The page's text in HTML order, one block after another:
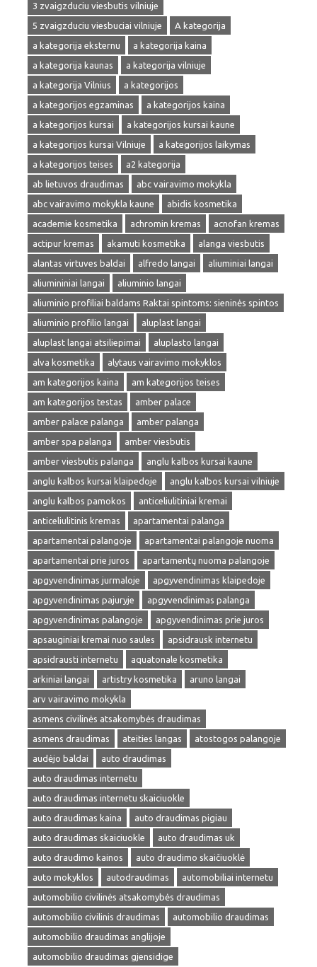
3 zvaigzduciu viesbutis vilniuje
5 zvaigzduciu viesbuciai vilniuje
A kategorija
a kategorija eksternu
a kategorija kaina
a kategorija kaunas
a kategorija vilniuje
a kategorija Vilnius
a kategorijos
a kategorijos egzaminas
a kategorijos kaina
a kategorijos kursai
a kategorijos kursai kaune
a kategorijos kursai Vilniuje
a kategorijos laikymas
a kategorijos teises
a2 kategorija
ab lietuvos draudimas
abc vairavimo mokykla
abc vairavimo mokykla kaune
abidis kosmetika
academie kosmetika
achromin kremas
acnofan kremas
actipur kremas
akamuti kosmetika
alanga viesbutis
alantas virtuves baldai
alfredo langai
aliuminiai langai
aliumininiai langai
aliuminio langai
aliuminio profiliai baldams Raktai spintoms: sieninės spintos
aliuminio profilio langai
aluplast langai
aluplast langai atsiliepimai
aluplasto langai
alva kosmetika
alytaus vairavimo mokyklos
am kategorijos kaina
am kategorijos teises
am kategorijos testas
amber palace
amber palace palanga
amber palanga
amber spa palanga
amber viesbutis
amber viesbutis palanga
anglu kalbos kursai kaune
anglu kalbos kursai klaipedoje
anglu kalbos kursai vilniuje
anglu kalbos pamokos
anticeliulitiniai kremai
anticeliulitinis kremas
apartamentai palanga
apartamentai palangoje
apartamentai palangoje nuoma
apartamentai prie juros
apartamentų nuoma palangoje
apgyvendinimas jurmaloje
apgyvendinimas klaipedoje
apgyvendinimas pajuryje
apgyvendinimas palanga
apgyvendinimas palangoje
apgyvendinimas prie juros
apsauginiai kremai nuo saules
apsidrausk internetu
apsidrausti internetu
aquatonale kosmetika
arkiniai langai
artistry kosmetika
aruno langai
arv vairavimo mokykla
asmens civilinės atsakomybės draudimas
asmens draudimas
ateities langas
atostogos palangoje
audėjo baldai
auto draudimas
auto draudimas internetu
auto draudimas internetu skaiciuokle
auto draudimas kaina
auto draudimas pigiau
auto draudimas skaiciuokle
auto draudimas uk
auto draudimo kainos
auto draudimo skaičiuoklė
auto mokyklos
autodraudimas
automobiliai internetu
automobilio civilinės atsakomybės draudimas
automobilio civilinis draudimas
automobilio draudimas
automobilio draudimas anglijoje
automobilio draudimas gjensidige